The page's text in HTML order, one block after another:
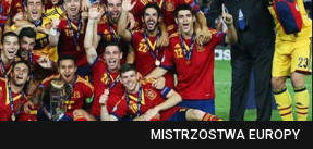
MISTRZOSTWA EUROPY